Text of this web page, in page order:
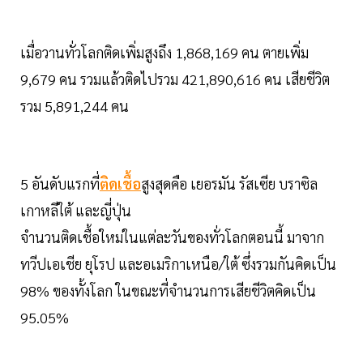
เมื่อวานทั่วโลกติดเพิ่มสูงถึง 1,868,169 คน ตายเพิ่ม
9,679 คน รวมแล้วติดไปรวม 421,890,616 คน เสียชีวิต
รวม 5,891,244 คน
5 อันดับแรกที่ติดเชื้อสูงสุดคือ เยอรมัน รัสเซีย บราซิล
เกาหลีใต้ และญี่ปุ่น
จำนวนติดเชื้อใหม่ในแต่ละวันของทั่วโลกตอนนี้ มาจาก
ทวีปเอเชีย ยุโรป และอเมริกาเหนือ/ใต้ ซึ่งรวมกันคิดเป็น
98% ของทั้งโลก ในขณะที่จำนวนการเสียชีวิตคิดเป็น
95.05%